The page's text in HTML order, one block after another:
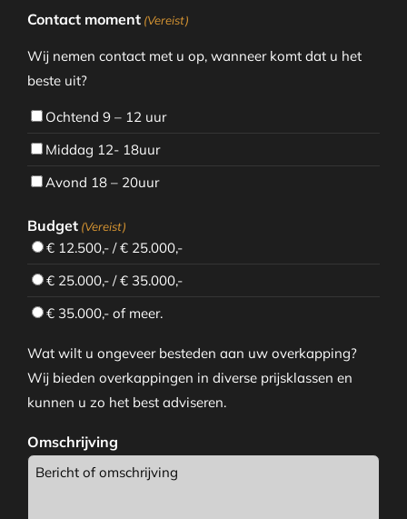
Contact moment (Vereist)
Wij nemen contact met u op, wanneer komt dat u het
beste uit?
Ochtend 9 – 12 uur
Middag 12- 18uur
Avond 18 – 20uur
Budget (Vereist)
€ 12.500,- / € 25.000,-
€ 25.000,- / € 35.000,-
€ 35.000,- of meer.
Wat wilt u ongeveer besteden aan uw overkapping?
Wij bieden overkappingen in diverse prijsklassen en
kunnen u zo het best adviseren.
Omschrijving